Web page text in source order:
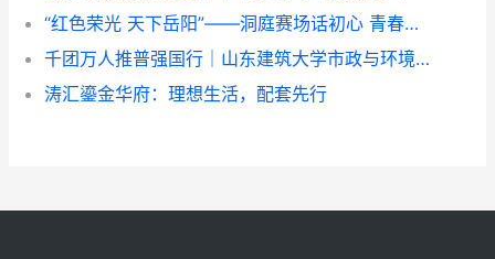
“红色荣光 天下岳阳”——洞庭赛场话初心 青春作品传家国
千团万人推普强国行｜山东建筑大学市政与环境工程学院“语润新声·筑美疆来”志愿服务队赴莎车县开展实践活动
​涛汇鎏金华府：理想生活，配套先行